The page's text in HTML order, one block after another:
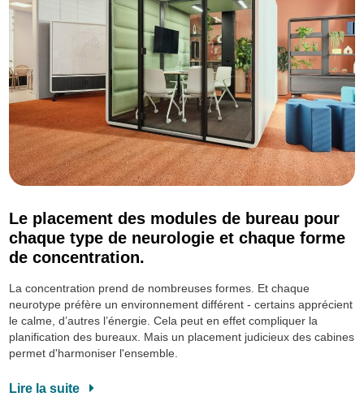
Le placement des modules de bureau pour
chaque type de neurologie et chaque forme
de concentration.
La concentration prend de nombreuses formes. Et chaque
neurotype préfère un environnement différent - certains apprécient
le calme, d’autres l’énergie. Cela peut en effet compliquer la
planification des bureaux. Mais un placement judicieux des cabines
permet d'harmoniser l'ensemble.
Lire la suite